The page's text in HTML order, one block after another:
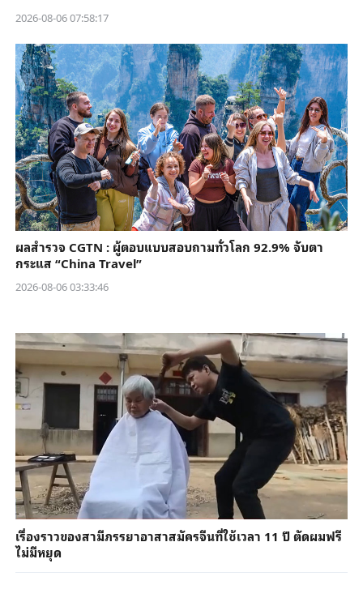
2026-08-06 07:58:17
ผลสำรวจ CGTN : ผู้ตอบแบบสอบถามทั่วโลก 92.9% จับตา
กระแส “China Travel”
2026-08-06 03:33:46
เรื่องราวของสามีภรรยาอาสาสมัครจีนที่ใช้เวลา 11 ปี ตัดผมฟรี
ไม่มีหยุด